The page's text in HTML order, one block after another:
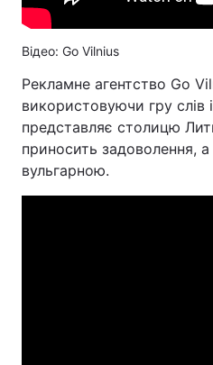
Відео: Go Vilnius
Рекламне агентство Go
використовуючи гру слів
представляє столицю
приносить задоволення,
вульгарною.